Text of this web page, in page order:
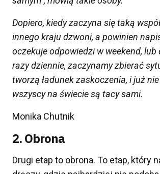
Dopiero, kiedy zaczyna się taką
innego kraju dzwoni, a powinien
oczekuje odpowiedzi w weekend, lub
razy dziennie, zaczynamy zbierać
tworzą ładunek zaskoczenia, i już
wszyscy na świecie są tacy sami.
Monika Chutnik
2. Obrona
Drugi etap to obrona. To etap, który